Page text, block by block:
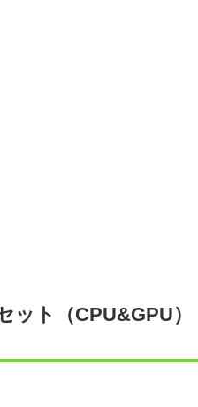
ット（CPU&GPU）